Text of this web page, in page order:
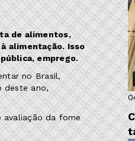
de alimentos,
alimentação. Isso
emprego.
no Brasil,
deste ano,
avaliação da fome